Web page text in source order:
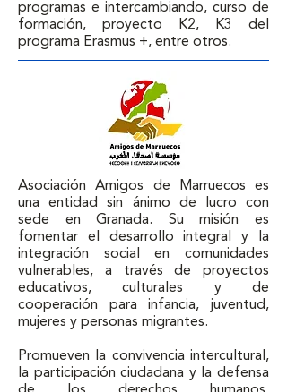
programas e intercambiando, curso de
formación, proyecto K2, K3 del
programa Erasmus +, entre otros.
Asociación Amigos de Marruecos es
una entidad sin ánimo de lucro con
sede en Granada. Su misión es
fomentar el desarrollo integral y la
integración social en comunidades
vulnerables, a través de proyectos
educativos, culturales y de
cooperación para infancia, juventud,
mujeres y personas migrantes.
Promueven la convivencia intercultural,
la participación ciudadana y la defensa